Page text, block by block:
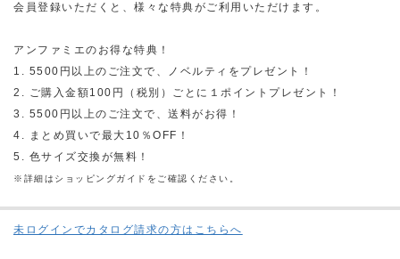
会員登録いただくと、様々な特典がご利用いただけます。
アンファミエのお得な特典！
1. 5500円以上のご注文で、ノベルティをプレゼント！
2. ご購入金額100円（税別）ごとに１ポイントプレゼント！
3. 5500円以上のご注文で、送料がお得！
4. まとめ買いで最大10％OFF！
5. 色サイズ交換が無料！
※詳細はショッピングガイドをご確認ください。
未ログインでカタログ請求の方はこちらへ